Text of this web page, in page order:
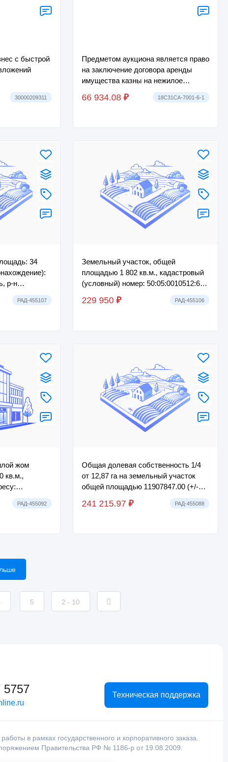
с быстрой
30000209311
Предметом аукциона является право
на заключение договора аренды
имущества казны на нежилое
помещение, площадью 21,7 кв.м.,
входящее в сос...
66 934.08 ₽ 18C31CA-7001-6-1
34
р-н
РАД-455107
Земельный участок, общей
площадью 1 802 кв.м., кадастровый
(условный) номер: 50:05:0010512:64,
расположенный по адресу: р-н
Сергиево-По...
229 950 ₽ РАД-455106
жом
кв.м.,
с.
РАД-455092
Общая долевая собственность 1/4
от 12,87 га на земельный участок
общей площадью 11907847.00 (+/-
39229) кв.м. Местоположение
установлено ...
241 215.97 ₽ РАД-455088
5 2 - 10
5757 Техническая поддержка
в рамках государственного и корпоративного заказа.
Правительства РФ № 1186-р от 19.08.2009.